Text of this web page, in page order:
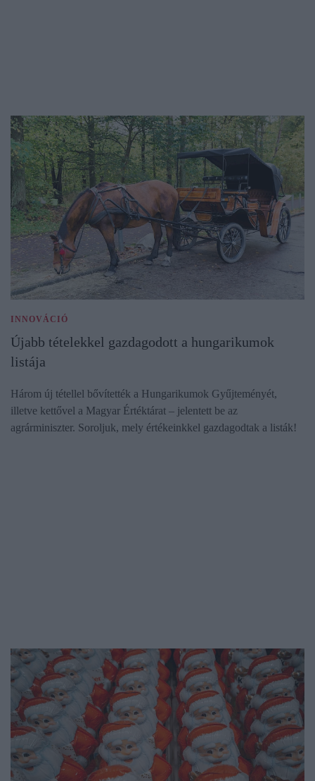
INNOVÁCIÓ
Újabb tételekkel gazdagodott a hungarikumok
listája
Három új tétellel bővítették a Hungarikumok Gyűjteményét,
illetve kettővel a Magyar Értéktárat – jelentett be az
agrárminiszter. Soroljuk, mely értékeinkkel gazdagodtak a listák!